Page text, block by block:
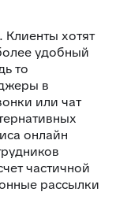
хотят
удобный
то
в
или чат
онлайн
частичной
рассылки